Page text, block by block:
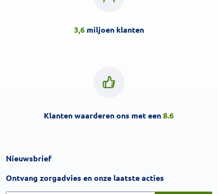
3,6miljoen klanten
Klanten waarderen ons met een8.6
Nieuwsbrief
Ontvang zorgadvies en onze laatste acties